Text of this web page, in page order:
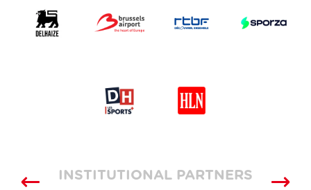
INSTITUTIONAL PARTNERS